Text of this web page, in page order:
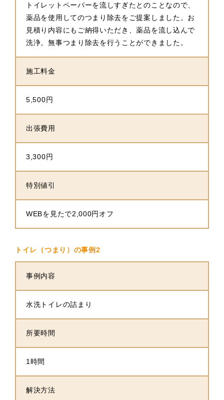
トイレットペーパーを流しすぎたとのことなので、
薬品を使用してのつまり除去をご提案しました。お
見積り内容にもご納得いただき、薬品を流し込んで
洗浄。無事つまり除去を行うことができました。
施工料金
5,500円
出張費用
3,300円
特別値引
WEBを見たで2,000円オフ
トイレ（つまり）の事例2
事例内容
水洗トイレの詰まり
所要時間
1時間
解決方法